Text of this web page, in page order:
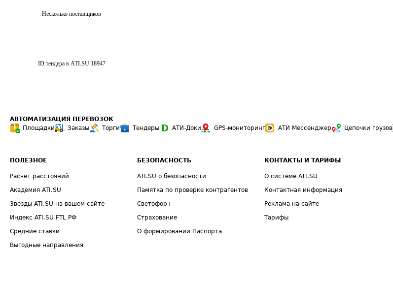
Несколько поставщиков
ID тендера в ATI.SU 18947
АВТОМАТИЗАЦИЯ ПЕРЕВОЗОК
Площадки
Заказы Торги Тендеры АТИ-Доки GPS-мониторинг АТИ Мессенджер Цепочки грузов
ПОЛЕЗНОЕ
Расчет расстояний
Академия ATI.SU
Звезды ATI.SU на вашем сайте
Индекс ATI.SU FTL РФ
Средние ставки
Выгодные направления
БЕЗОПАСНОСТЬ
ATI.SU о безопасности
Памятка по проверке контрагентов
Светофор+
Страхование
О формировании Паспорта
КОНТАКТЫ И ТАРИФЫ
О системе ATI.SU
Контактная информация
Реклама на сайте
Тарифы